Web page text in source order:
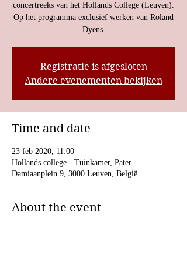
concertreeks van het Hollands College (Leuven).
Op het programma exclusief werken van Roland
Dyens.
Registratie is afgesloten
Andere evenementen bekijken
Time and date
23 feb 2020, 11:00
Hollands college - Tuinkamer, Pater
Damiaanplein 9, 3000 Leuven, België
About the event